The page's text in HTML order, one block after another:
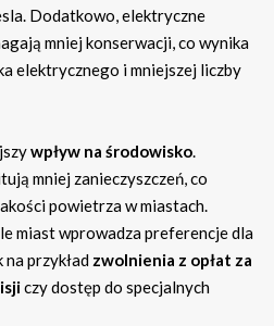
Dodatkowo, elektryczne
mniej konserwacji, co wynika
elektrycznego i mniejszej liczby
wpływ na środowisko.
mniej zanieczyszczeń, co
powietrza w miastach.
miast wprowadza preferencje dla
przykład zwolnienia z opłat za
czy dostęp do specjalnych